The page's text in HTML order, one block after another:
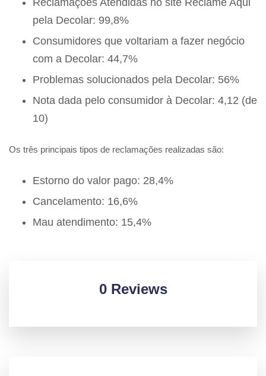
Reclamações Atendidas no site Reclame Aqui
pela Decolar: 99,8%
Consumidores que voltariam a fazer negócio
com a Decolar: 44,7%
Problemas solucionados pela Decolar: 56%
Nota dada pelo consumidor à Decolar: 4,12 (de
10)
Os três principais tipos de reclamações realizadas são:
Estorno do valor pago: 28,4%
Cancelamento: 16,6%
Mau atendimento: 15,4%
0 Reviews